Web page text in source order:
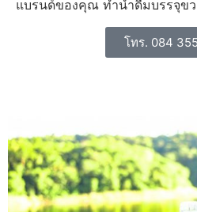
แบรนด์ของคุณ ทำน้ำดื่มบรรจุข
โทร. 084